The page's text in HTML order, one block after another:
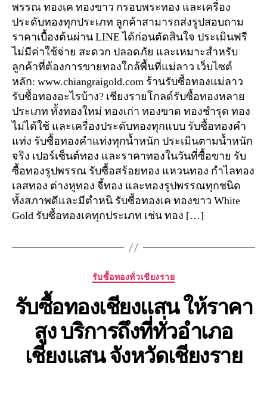
พรรณ ทองเค ทองขาว กรอบพระทอง และเครื่อง
ประดับทองทุกประเภท ลูกค้าสามารถส่งรูปสอบถาม
ราคาเบื้องต้นผ่าน LINE ได้ก่อนตัดสินใจ ประเมินฟรี
ไม่มีค่าใช้จ่าย สะดวก ปลอดภัย และเหมาะสำหรับ
ลูกค้าที่ต้องการขายทองใกล้พื้นที่แม่ลาว เว็บไซต์
หลัก: www.chiangraigold.com ร้านรับซื้อทองแม่ลาว
รับซื้อทองอะไรบ้าง? เชียงรายโกลด์รับซื้อทองหลาย
ประเภท ทั้งทองใหม่ ทองเก่า ทองขาด ทองชำรุด ทอง
ไม่ได้ใช้ และเครื่องประดับทองทุกแบบ รับซื้อทองคำ
แท่ง รับซื้อทองคำแท่งทุกน้ำหนัก ประเมินตามน้ำหนัก
จริง เปอร์เซ็นต์ทอง และราคาทองในวันที่ซื้อขาย รับ
ซื้อทองรูปพรรณ รับซื้อสร้อยทอง แหวนทอง กำไลทอง
เลสทอง ต่างหูทอง จี้ทอง และทองรูปพรรณทุกชนิด
ทั้งสภาพดีและมีตำหนิ รับซื้อทองเค ทองขาว White
Gold รับซื้อทองเคทุกประเภท เช่น ทอง […]
Categories
รับซื้อทองทั่วเชียงราย
รับซื้อทองเชียงแสน ให้ราคา
สูง บริการถึงที่ทั่วอำเภอ
เชียงแสน จังหวัดเชียงราย